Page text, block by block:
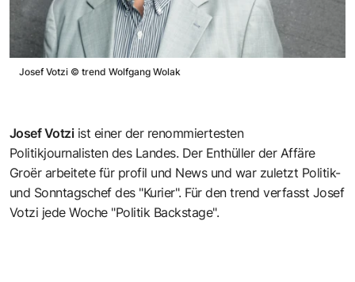
Josef Votzi © trend Wolfgang Wolak
Josef Votziist einer der renommiertesten
Politikjournalisten des Landes. Der Enthüller der Affäre
Groër arbeitete für profil und News und war zuletzt Politik-
und Sonntagschef des "Kurier". Für den trend verfasst Josef
Votzi jede Woche "Politik Backstage".